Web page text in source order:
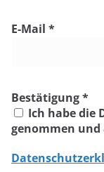
E-Mail *
Bestätigung*
Ich habe die
genommen